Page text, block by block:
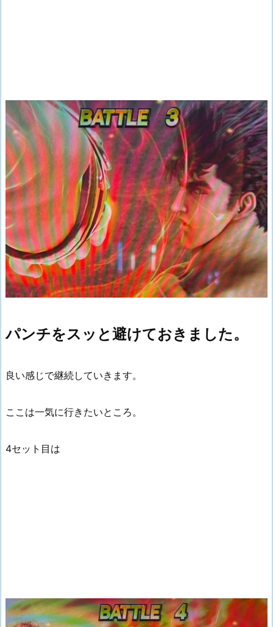
パンチをスッと避けておきました。
良い感じで継続していきます。
ここは一気に行きたいところ。
4セット目は